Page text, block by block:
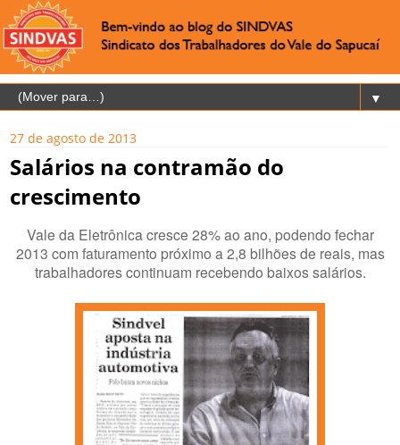
▼
27 de agosto de 2013
Salários na contramão do
crescimento
Vale da Eletrônica cresce 28% ao ano, podendo fechar
2013 com faturamento próximo a 2,8 bilhões de reais, mas
trabalhadores continuam recebendo baixos salários.